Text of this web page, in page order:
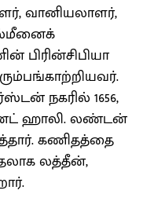
வானியலாளர்,
பிரின்சிபியா
நகரில் 1656,
ஹாலி. லண்டன்
கணிதத்தை
லத்தீன்,